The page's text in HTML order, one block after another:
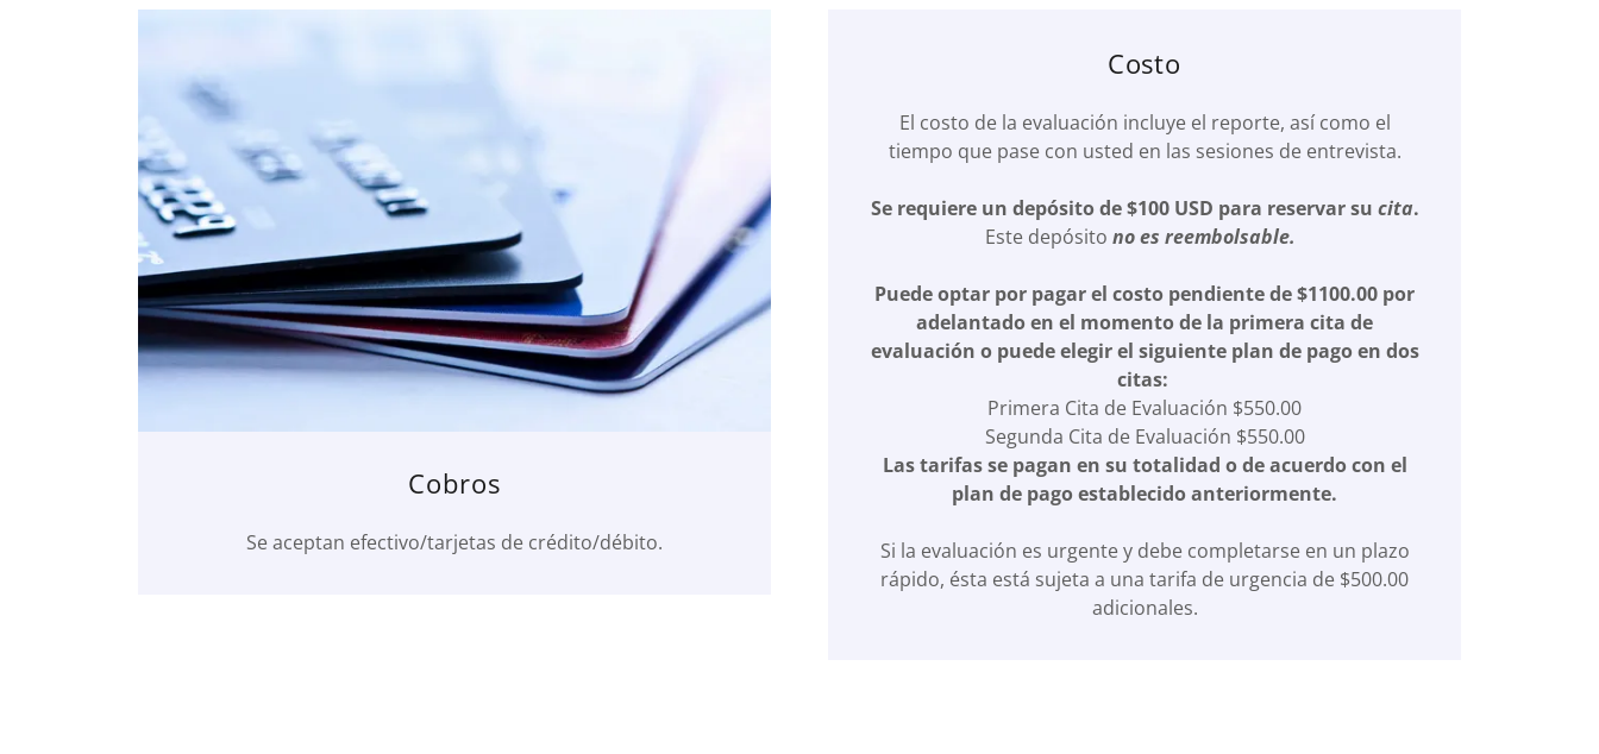
Cobros
Se aceptan efectivo/tarjetas de crédito/débito.
Costo
El costo de la evaluación incluye el reporte, así como el
tiempo que pase con usted en las sesiones de entrevista.
Se requiere un depósito de $100 USD para reservar su cita.
Este depósito no es reembolsable.
Puede optar por pagar el costo pendiente de $1100.00 por
adelantado en el momento de la primera cita de
evaluación o puede elegir el siguiente plan de pago en dos
citas:
Primera Cita de Evaluación $550.00
Segunda Cita de Evaluación $550.00
Las tarifas se pagan en su totalidad o de acuerdo con el
plan de pago establecido anteriormente.
Si la evaluación es urgente y debe completarse en un plazo
rápido, ésta está sujeta a una tarifa de urgencia de $500.00
adicionales.